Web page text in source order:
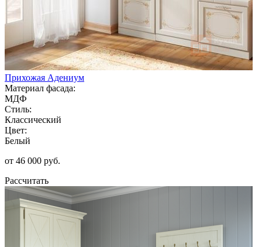
Прихожая Адениум
Материал фасада:
МДФ
Стиль:
Классический
Цвет:
Белый
от 46 000 руб.
Рассчитать